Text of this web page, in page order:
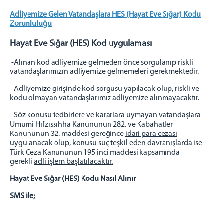
FAALİYET RAPORLARI
2024 Faaliyet Raporu
2023 Faaliyet Raporu
2022 Faaliyet Raporu
2021 Faaliyet Raporu
2020 Faaliyet Raporu
2019 faaliyet Raporu
2018 Faaliyet Raporu
BAŞSAVCILIK
CUMHURİYET BAŞSAVCISI
CUMHURİYET SAVCILARI
Adliyemize Gelen Vatandaşlara HES (Hayat Eve Sığar) Kodu
Zorunluluğu
Hayat Eve Sığar (HES) Kod uygulaması
-Alınan kod adliyemize gelmeden önce sorgulanıp riskli
vatandaşlarımızın adliyemize gelmemeleri gerekmektedir.
-Adliyemize girişinde kod sorgusu yapılacak olup, riskli ve
kodu olmayan vatandaşlarımız adliyemize alınmayacaktır.
-Söz konusu tedbirlere ve kararlara uymayan vatandaşlara
Umumi Hıfzıssıhha Kanununun 282. ve Kabahatler
Kanununun 32. maddesi gereğince idari para cezası
uygulanacak olup, konusu suç teşkil eden davranışlarda ise
Türk Ceza Kanununun 195 inci maddesi kapsamında
gerekli adli işlem başlatılacaktır.
Hayat Eve Sığar (HES) Kodu Nasıl Alınır
SMS ile;